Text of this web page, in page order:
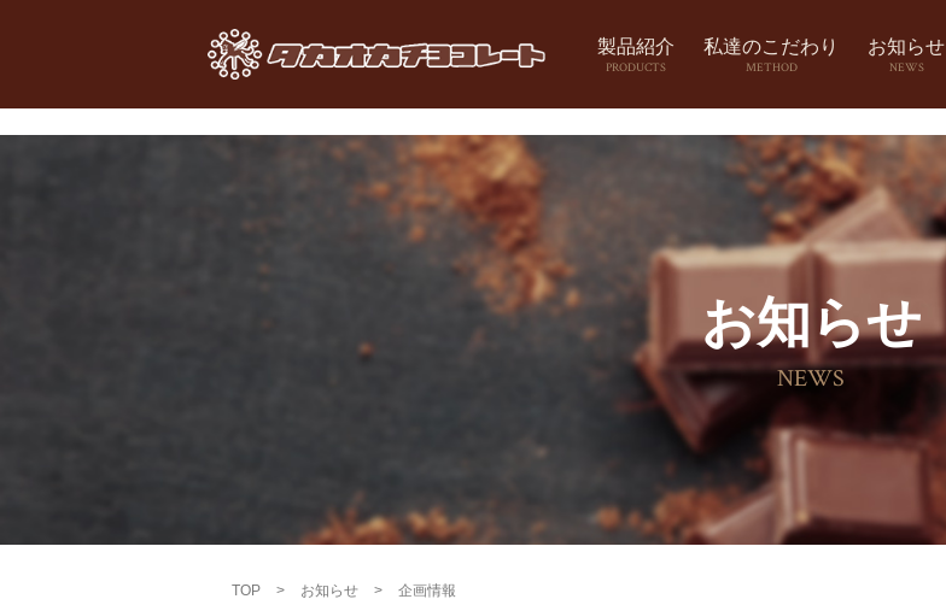
製品紹介
PRODUCTS
私達のこだわり
METHOD
お知らせ
NEWS
お知らせ
NEWS
TOP > お知らせ > 企画情報